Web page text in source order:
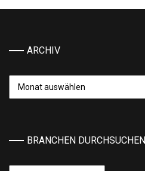
ARCHIV
BRANCHEN DURCHSUCHEN